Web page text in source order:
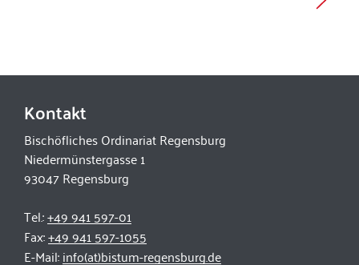
Kontakt
Bischöfliches Ordinariat Regensburg
Niedermünstergasse 1
93047 Regensburg
Tel.:+49 941 597-01
Fax:+49 941 597-1055
E-Mail:info(at)bistum-regensburg.de